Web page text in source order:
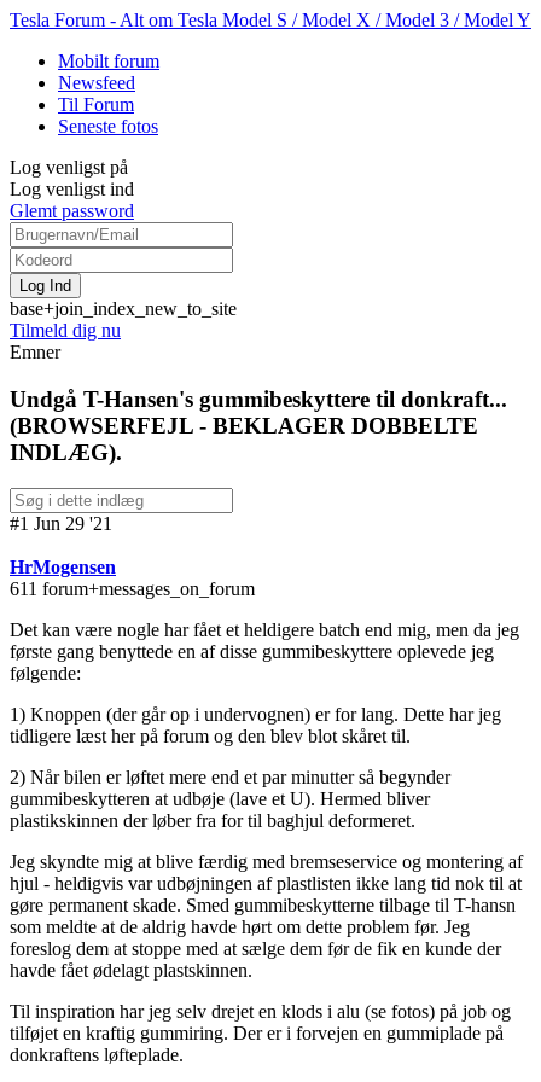
Tesla Forum - Alt om Tesla Model S / Model X / Model 3 / Model Y
Mobilt forum
Newsfeed
Til Forum
Seneste fotos
Log venligst på
Log venligst ind
Glemt password
base+join_index_new_to_site
Tilmeld dig nu
Emner
Undgå T-Hansen's gummibeskyttere til donkraft...
(BROWSERFEJL - BEKLAGER DOBBELTE
INDLÆG).
#1 Jun 29 '21
HrMogensen
611 forum+messages_on_forum
Det kan være nogle har fået et heldigere batch end mig, men da jeg
første gang benyttede en af disse gummibeskyttere oplevede jeg
følgende:
1) Knoppen (der går op i undervognen) er for lang. Dette har jeg
tidligere læst her på forum og den blev blot skåret til.
2) Når bilen er løftet mere end et par minutter så begynder
gummibeskytteren at udbøje (lave et U). Hermed bliver
plastikskinnen der løber fra for til baghjul deformeret.
Jeg skyndte mig at blive færdig med bremseservice og montering af
hjul - heldigvis var udbøjningen af plastlisten ikke lang tid nok til at
gøre permanent skade. Smed gummibeskytterne tilbage til T-hansn
som meldte at de aldrig havde hørt om dette problem før. Jeg
foreslog dem at stoppe med at sælge dem før de fik en kunde der
havde fået ødelagt plastskinnen.
Til inspiration har jeg selv drejet en klods i alu (se fotos) på job og
tilføjet en kraftig gummiring. Der er i forvejen en gummiplade på
donkraftens løfteplade.